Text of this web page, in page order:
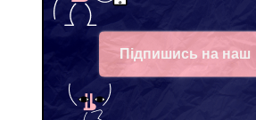
Підпишись на наш
Facebook